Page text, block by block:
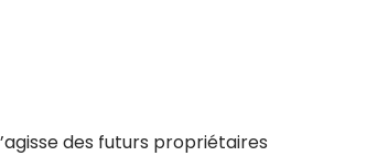
des futurs propriétaires